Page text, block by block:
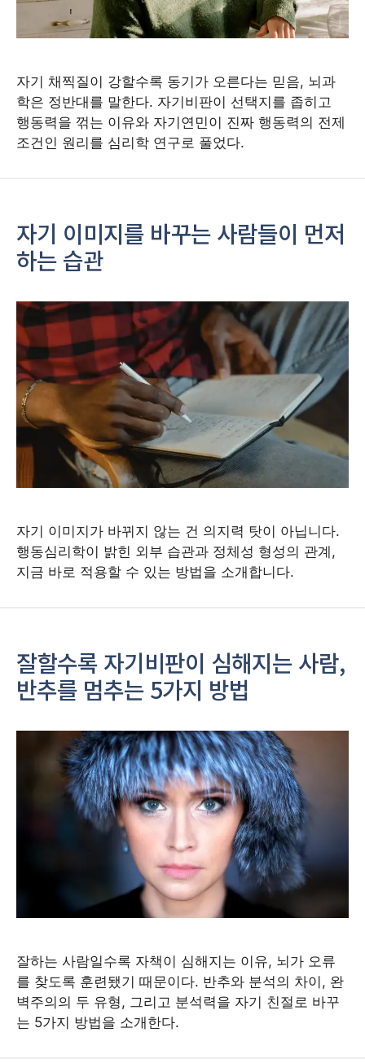
자기 채찍질이 강할수록 동기가 오른다는 믿음, 뇌과
학은 정반대를 말한다. 자기비판이 선택지를 좁히고
행동력을 꺾는 이유와 자기연민이 진짜 행동력의 전제
조건인 원리를 심리학 연구로 풀었다.
자기 이미지를 바꾸는 사람들이 먼저
하는 습관
자기 이미지가 바뀌지 않는 건 의지력 탓이 아닙니다.
행동심리학이 밝힌 외부 습관과 정체성 형성의 관계,
지금 바로 적용할 수 있는 방법을 소개합니다.
잘할수록 자기비판이 심해지는 사람,
반추를 멈추는 5가지 방법
잘하는 사람일수록 자책이 심해지는 이유, 뇌가 오류
를 찾도록 훈련됐기 때문이다. 반추와 분석의 차이, 완
벽주의의 두 유형, 그리고 분석력을 자기 친절로 바꾸
는 5가지 방법을 소개한다.